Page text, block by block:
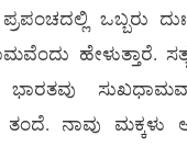
ಒಬ್ಬರು
ಹೇಳುತ್ತಾರೆ.
ಭಾರತವು
ನಾವು ಮಕ್ಕಳು